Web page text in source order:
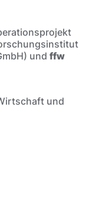
und ffw
und